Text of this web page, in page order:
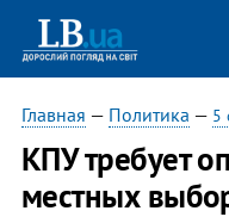
Главная — Политика — 5
КПУ требует
местных